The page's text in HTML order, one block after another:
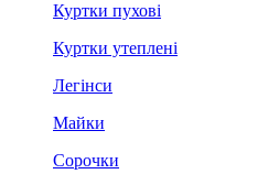
Куртки пухові
Куртки утеплені
Легінси
Майки
Сорочки